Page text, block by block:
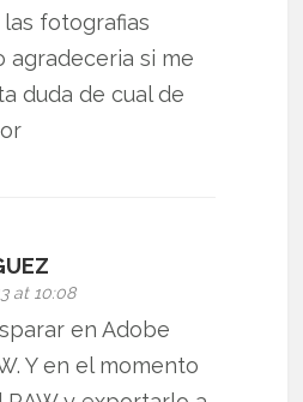
fotografias
agradeceria si me
duda de cual de
at 10:08
en Adobe
Y en el momento